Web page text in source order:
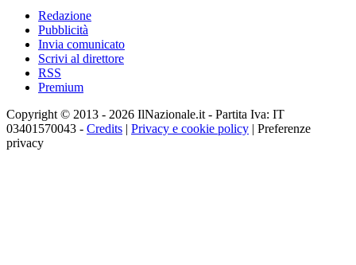
Redazione
Pubblicità
Invia comunicato
Scrivi al direttore
RSS
Premium
Copyright © 2013 - 2026 IlNazionale.it - Partita Iva: IT
03401570043 - Credits | Privacy e cookie policy | Preferenze
privacy